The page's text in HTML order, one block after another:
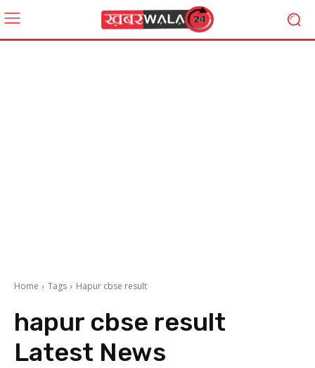
Home Tags Hapur cbse result
hapur cbse result
Latest News